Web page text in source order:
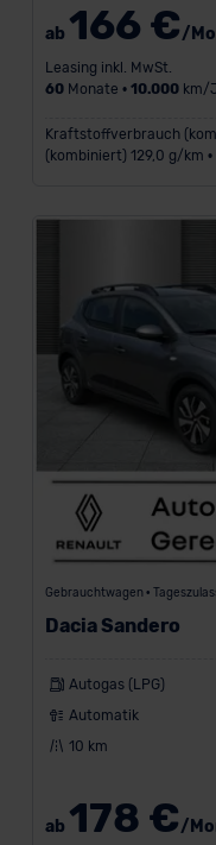
i
s
u
i
a
-
M
i
m
a
A
ab 166 €/
Leasing inkl. MwSt.
60Monate • 10.000km/
Kraftstoffverbrauch
(kombiniert) 129,0 g/km •
Gebrauchtwagen •
Dacia Sandero
Autogas (LPG)
Automatik
10 km
ab 178 €/